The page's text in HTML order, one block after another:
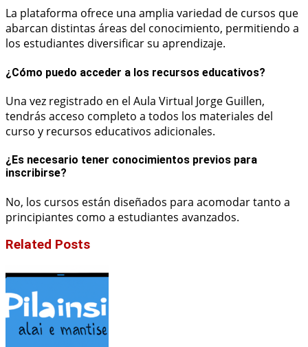
La plataforma ofrece una amplia variedad de cursos que
abarcan distintas áreas del conocimiento, permitiendo a
los estudiantes diversificar su aprendizaje.
¿Cómo puedo acceder a los recursos educativos?
Una vez registrado en el Aula Virtual Jorge Guillen,
tendrás acceso completo a todos los materiales del
curso y recursos educativos adicionales.
¿Es necesario tener conocimientos previos para
inscribirse?
No, los cursos están diseñados para acomodar tanto a
principiantes como a estudiantes avanzados.
Related Posts